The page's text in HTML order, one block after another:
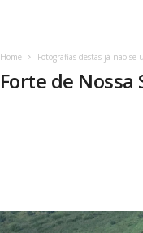
Home Fotografias destas já não
Forte de Nossa